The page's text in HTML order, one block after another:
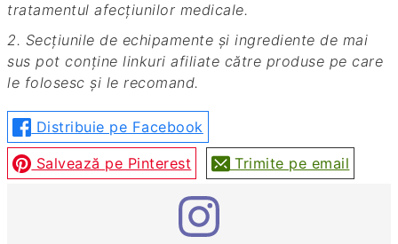
tratamentul afecțiunilor medicale.
2. Secțiunile de echipamente și ingrediente de mai
sus pot conține linkuri afiliate către produse pe care
le folosesc și le recomand.
Distribuie pe Facebook
Salvează pe Pinterest Trimite pe email